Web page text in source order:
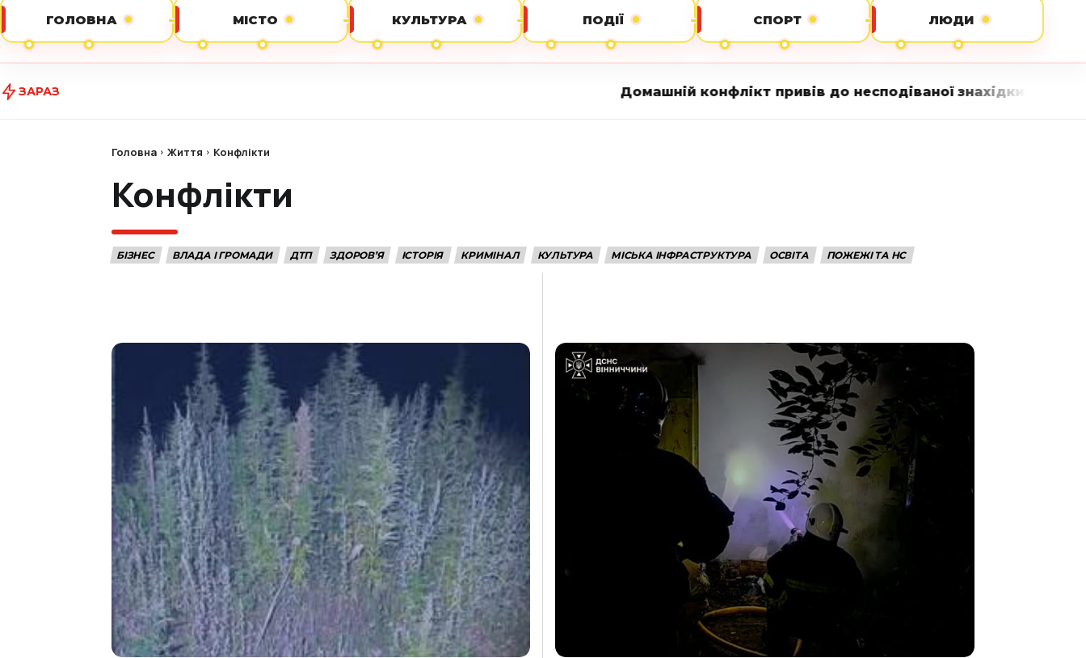
ГОЛОВНА МІСТО КУЛЬТУРА ПОДІЇ СПОРТ ЛЮДИ
ЗАРАЗ Домашній конфлікт привів до несподіваної знахідки: на подвір’ї
Головна Життя Конфлікти
Конфлікти
БІЗНЕС ВЛАДА І ГРОМАДИ ДТП ЗДОРОВ’Я ІСТОРІЯ КРИМІНАЛ КУЛЬТУРА МІСЬКА ІНФРАСТРУКТУРА ОСВІТА ПОЖЕЖІ ТА НС